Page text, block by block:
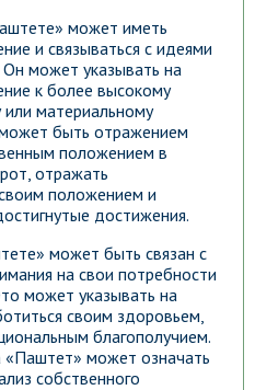
может иметь
и связываться с идеями
Он может указывать на
к более высокому
или материальному
быть отражением
положением в
отражать
положением и
достижения.
может быть связан с
на свои потребности
может указывать на
своим здоровьем,
благополучием.
«Паштет» может означать
собственного